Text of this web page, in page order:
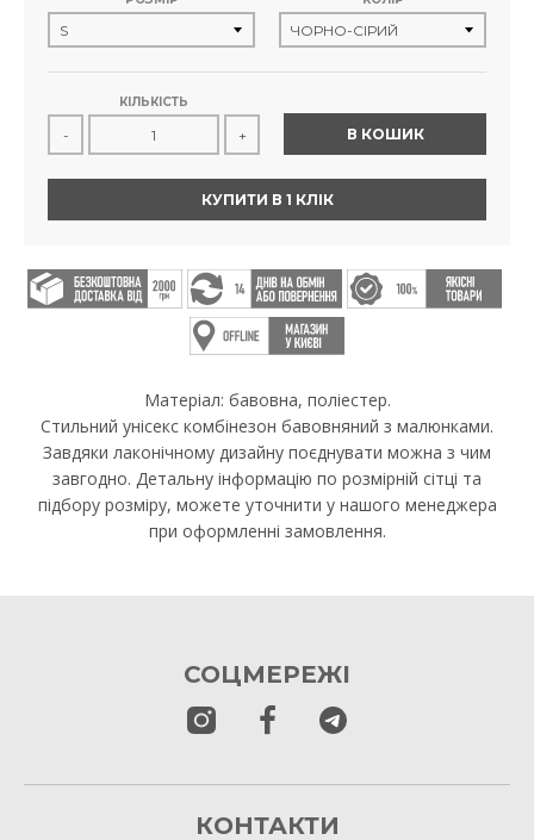
КІЛЬКІСТЬ
- + В КОШИК
КУПИТИ В 1 КЛІК
Матеріал: бавовна, поліестер.
Стильний унісекс комбінезон бавовняний з малюнками.
Завдяки лаконічному дизайну поєднувати можна з чим
завгодно. Детальну інформацію по розмірній сітці та
підбору розміру, можете уточнити у нашого менеджера
при оформленні замовлення.
СОЦМЕРЕЖІ
КОНТАКТИ